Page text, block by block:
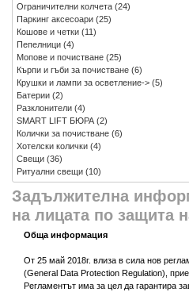
Задължителна
на лицата по защита
Обща информация
От 25 май 2018г. влиза в сила нов
(General Data Protection Regulation),
Регламентът има за цел да гарантира
Ограничителни колчета (24)
Паркинг аксесоари (25)
Кошове и четки (11)
Пепелници (4)
Мопове и почистване (25)
Кърпи и гъби за почистване (6)
Крушки и лампи за осветление-> (5)
Батерии (2)
Разклонители (4)
SMART LIFT БЮРА(2)
Колички за почистване (6)
Хотелски колички (4)
Свещи (36)
Ритуални свещи (10)